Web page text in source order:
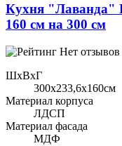
Кухня "Лаванда"
160 см на 300 см
Нет отзывов
ШхВхГ
300x233,6х160см
Материал корпуса
ЛДСП
Материал фасада
МДФ